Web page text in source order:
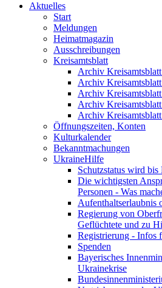
Aktuelles
Start
Meldungen
Heimatmagazin
Ausschreibungen
Kreisamtsblatt
Archiv
Archiv
Archiv
Archiv
Archiv
Öffnungszeiten, Konten
Kulturkalender
Bekanntmachungen
UkraineHilfe
Schutzstatus wird
Die wichtigsten
Personen - Was
Aufenthaltserlaubnis
Regierung von
Geflüchtete und zu
Registrierung - Infos
Spenden
Bayerisches
Ukrainekrise